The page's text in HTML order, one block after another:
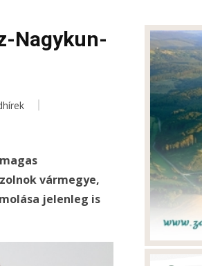
Nagykun-
vármegye,
jelenleg is